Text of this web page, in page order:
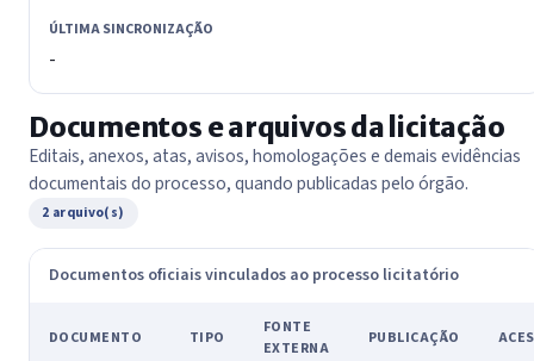
ÚLTIMA SINCRONIZAÇÃO
-
Documentos e arquivos da licitação
Editais, anexos, atas, avisos, homologações e demais evidências
documentais do processo, quando publicadas pelo órgão.
2 arquivo(s)
Documentos oficiais vinculados ao processo licitatório
DOCUMENTO TIPO
FONTE
EXTERNA
PUBLICAÇÃO